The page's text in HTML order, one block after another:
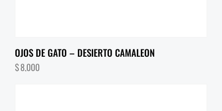
OJOS DE GATO – DESIERTO CAMALEON
$8,000